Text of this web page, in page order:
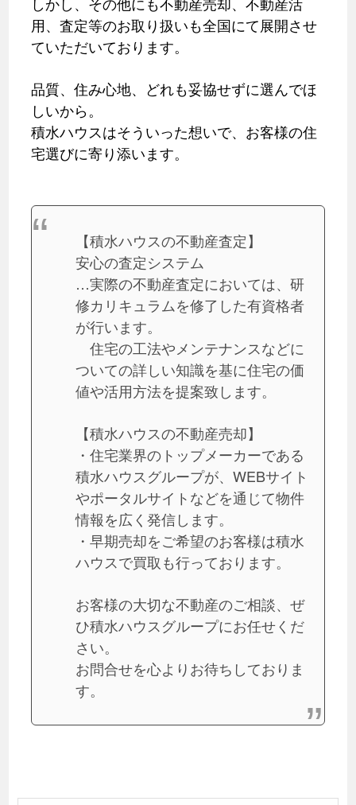
用、査定等のお取り扱いも全国にて展開させ
ていただいております。
品質、住み心地、どれも妥協せずに選んでほ
しいから。
積水ハウスはそういった想いで、お客様の住
宅選びに寄り添います。
【積水ハウスの不動産査定】
安心の査定システム
…実際の不動産査定においては、研
修カリキュラムを修了した有資格者
が行います。
住宅の工法やメンテナンスなどに
ついての詳しい知識を基に住宅の価
値や活用方法を提案致します。
【積水ハウスの不動産売却】
・住宅業界のトップメーカーである
積水ハウスグループが、WEBサイト
やポータルサイトなどを通じて物件
情報を広く発信します。
・早期売却をご希望のお客様は積水
ハウスで買取も行っております。
お客様の大切な不動産のご相談、ぜ
ひ積水ハウスグループにお任せくだ
さい。
お問合せを心よりお待ちしておりま
す。